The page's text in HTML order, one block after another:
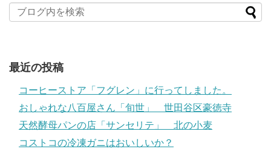
最近の投稿
コーヒーストア「フグレン」に行ってしました。
おしゃれな八百屋さん「旬世」 世田谷区豪徳寺
天然酵母パンの店「サンセリテ」 北の小麦
コストコの冷凍ガニはおいしいか？